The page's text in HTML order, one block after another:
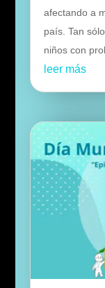
afectando a
país. Tan
niños con
leer más